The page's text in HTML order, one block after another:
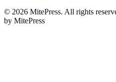
© 2026 MitePress. All rights
by MitePress